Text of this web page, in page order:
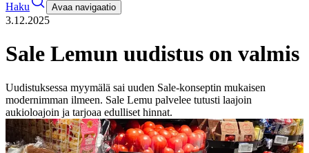
Haku
Avaa navigaatio
3.12.2025
Sale Lemun uudistus on valmis
Uudistuksessa myymälä sai uuden Sale-konseptin mukaisen
modernimman ilmeen. Sale Lemu palvelee tutusti laajoin
aukioloajoin ja tarjoaa edulliset hinnat.